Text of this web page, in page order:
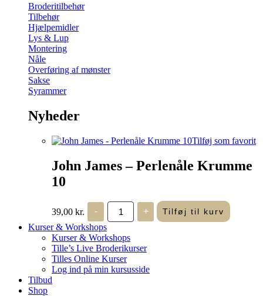
Broderitilbehør
Tilbehør
Hjælpemidler
Lys & Lup
Montering
Nåle
Overføring af mønster
Sakse
Syrammer
Nyheder
Tilføj som favorit
John James – Perlenåle Krumme
10
39,00 kr. -
John
James
-
Perlenåle
Krumme
10
antal
+ Tilføj til kurv
Kurser & Workshops
Kurser & Workshops
Tille’s Live Broderikurser
Tilles Online Kurser
Log ind på min kursusside
Tilbud
Shop